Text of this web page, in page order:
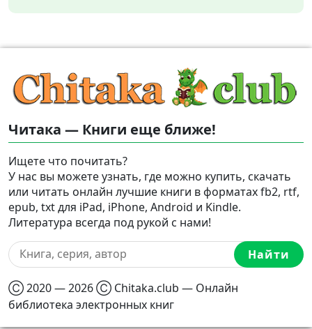
Читака — Книги еще ближе!
Ищете что почитать?
У нас вы можете узнать, где можно купить, скачать
или читать онлайн лучшие книги в форматах fb2, rtf,
epub, txt для iPad, iPhone, Android и Kindle.
Литература всегда под рукой с нами!
Найти
Ⓒ 2020 — 2026 Ⓒ Chitaka.club — Онлайн
библиотека электронных книг